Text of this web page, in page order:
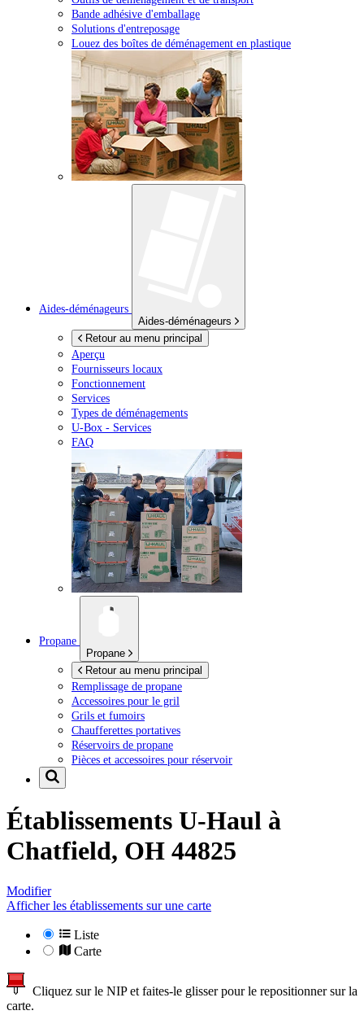
Bande adhésive d'emballage
Solutions d'entreposage
Louez des boîtes de déménagement en plastique
Aides-déménageurs
Aides-déménageurs
Retour au menu principal
Aperçu
Fournisseurs locaux
Fonctionnement
Services
Types de déménagements
U-Box - Services
FAQ
Propane
Propane
Retour au menu principal
Remplissage de propane
Accessoires pour le gril
Grils et fumoirs
Chaufferettes portatives
Réservoirs de propane
Pièces et accessoires pour réservoir
Établissements U-Haul à
Chatfield, OH 44825
Modifier
Afficher les établissements sur une carte
Liste
Carte
Cliquez sur le NIP et faites-le glisser pour le repositionner sur la
carte.